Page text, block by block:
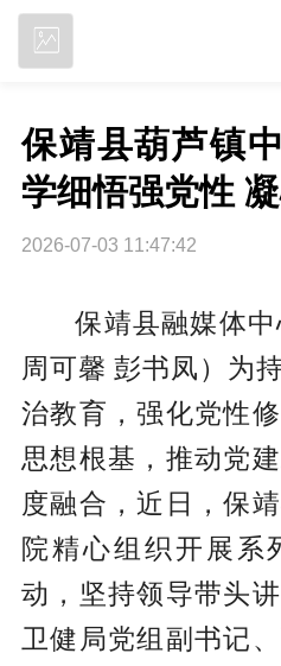
保靖县葫芦镇
学细悟强党性
2026-07-03 11:47:42
保靖县融媒体
周可馨 彭书凤）为
治教育，强化党性
思想根基，推动党
度融合，近日，保
院精心组织开展系
动，坚持领导带头
卫健局党组副书记